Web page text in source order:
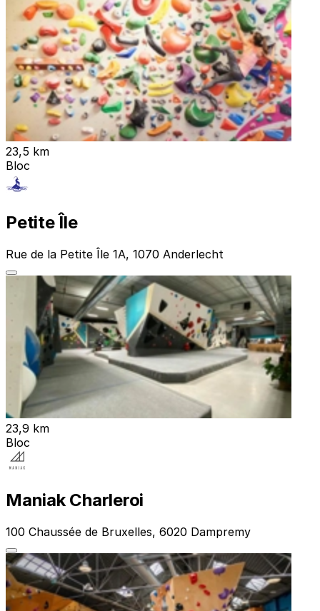
23,5 km
Bloc
Petite Île
Rue de la Petite Île 1A, 1070 Anderlecht
23,9 km
Bloc
Maniak Charleroi
100 Chaussée de Bruxelles, 6020 Dampremy